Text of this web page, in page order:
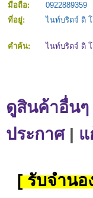
มือถือ:
0922889359
ที่อยู่:
ไนท์บริดจ์ ดิ
คำค้น: ไนท์บริดจ์ ดิ
ดูสินค้าอื่นๆ
ประกาศ|
[ รับจำนอ